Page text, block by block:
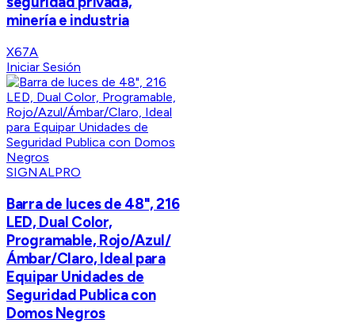
minería e industria
X67A
Iniciar Sesión
SIGNALPRO
Barra de luces de 48", 216
LED, Dual Color,
Programable, Rojo/Azul/
Ámbar/Claro, Ideal para
Equipar Unidades de
Seguridad Publica con
Domos Negros